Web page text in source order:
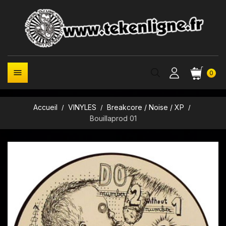
0

Accueil VINYLES
Breakcore / Noise / XP
Bouillaprod 01